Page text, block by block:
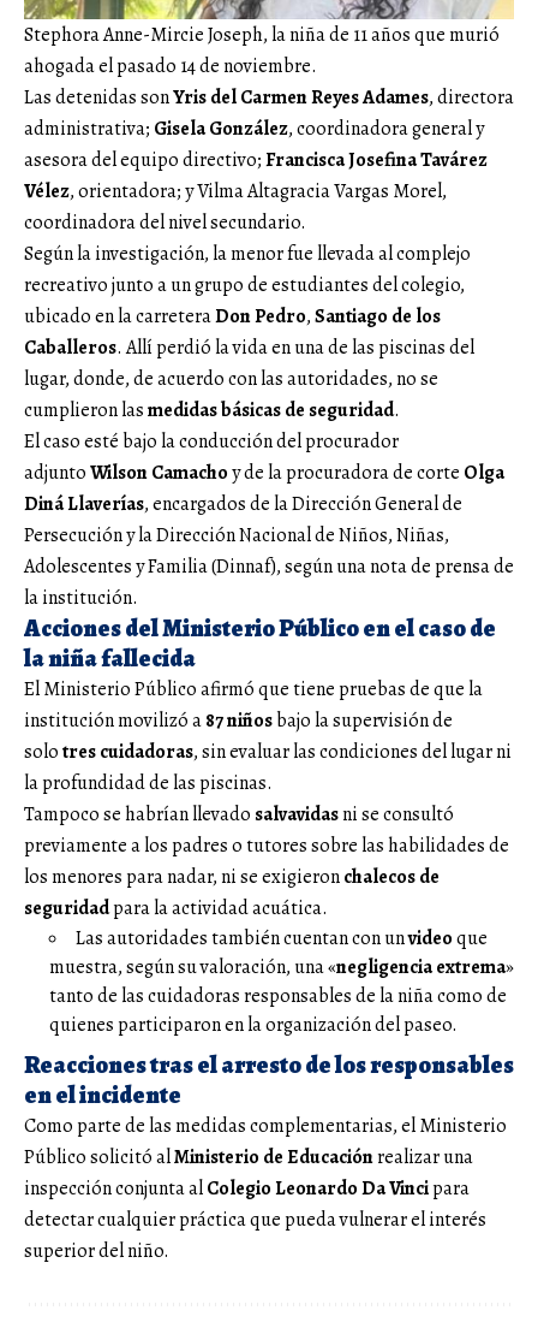
Stephora Anne-Mircie Joseph, la niña de 11 años que murió
ahogada el pasado 14 de noviembre.
Las detenidas sonYris del Carmen Reyes Adames, directora
administrativa; Gisela González, coordinadora general y
asesora del equipo directivo;Francisca Josefina Tavárez
Vélez, orientadora; y Vilma Altagracia Vargas Morel,
coordinadora del nivel secundario.
Según la investigación, la menor fue llevada al complejo
recreativo junto a un grupo de estudiantes del colegio,
ubicado en la carreteraDon Pedro,Santiago de los
Caballeros. Allí perdió la vida en una de las piscinas del
lugar, donde, de acuerdo con las autoridades, no se
cumplieron lasmedidas básicas de seguridad.
El caso esté bajo la conducción del procurador
adjuntoWilson Camachoy de la procuradora de corte Olga
Diná Llaverías, encargados de la Dirección General de
Persecución y la Dirección Nacional de Niños, Niñas,
Adolescentes y Familia (Dinnaf), según una nota de prensa de
la institución.
Acciones del Ministerio Público en el caso de
la niña fallecida
El Ministerio Público afirmó que tiene pruebas de que la
institución movilizó a87 niñosbajo la supervisión de
solotres cuidadoras, sin evaluar las condiciones del lugar ni
la profundidad de las piscinas.
Tampoco se habrían llevado salvavidasni se consultó
previamente a los padres o tutores sobre las habilidades de
los menores para nadar, ni se exigieronchalecos de
seguridadpara la actividad acuática.
Las autoridades también cuentan con unvideoque
muestra, según su valoración, una «negligencia extrema»
tanto de las cuidadoras responsables de la niña como de
quienes participaron en la organización del paseo.
Reacciones tras el arresto de los responsables
en el incidente
Como parte de las medidas complementarias, el Ministerio
Público solicitó alMinisterio de Educaciónrealizar una
inspección conjunta alColegio Leonardo Da Vincipara
detectar cualquier práctica que pueda vulnerar el interés
superior del niño.